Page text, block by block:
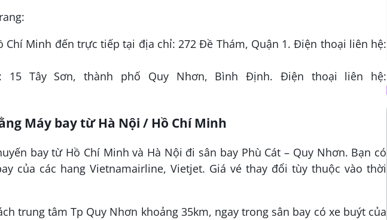
Chí Minh đến trực tiếp tại địa chỉ: 272 Đề Thám, Quận 1. Điện thoại liên hệ:
15 Tây Sơn, thành phố Quy Nhơn, Bình Định. Điện thoại liên hệ:
Máy bay từ Hà Nội / Hồ Chí Minh
bay từ Hồ Chí Minh và Hà Nội đi sân bay Phù Cát – Quy Nhơn. Bạn có
của các hang Vietnamairline, Vietjet. Giá vé thay đổi tùy thuộc vào thời
trung tâm Tp Quy Nhơn khoảng 35km, ngay trong sân bay có xe buýt của